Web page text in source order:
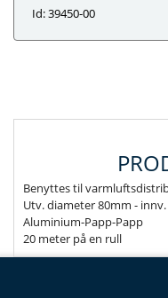
Id: 39450-00
Benyttes til
Utv. diameter 80mm -
Aluminium-Papp-Papp
20 meter på en rull